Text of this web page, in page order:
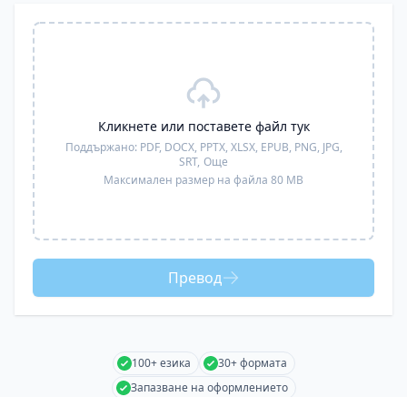
Кликнете или поставете файл тук
Поддържано: PDF, DOCX, PPTX, XLSX, EPUB, PNG, JPG,
SRT, Още
Максимален размер на файла 80 MB
Превод
100+ езика
30+ формата
Запазване на оформлението